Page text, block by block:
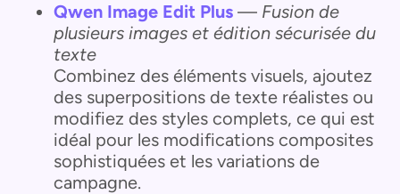
Qwen Image Edit Plus — Fusion de
plusieurs images et édition sécurisée du
texte
Combinez des éléments visuels, ajoutez
des superpositions de texte réalistes ou
modifiez des styles complets, ce qui est
idéal pour les modifications composites
sophistiquées et les variations de
campagne.